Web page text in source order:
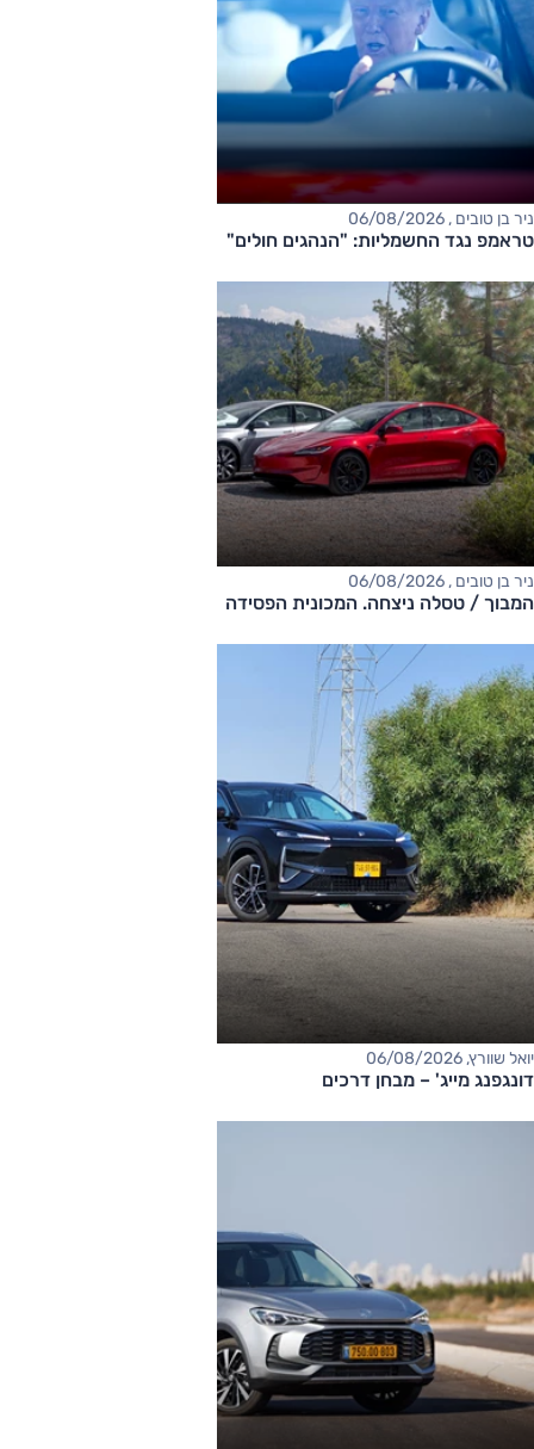
ניר בן טובים , 06/08/2026
טראמפ נגד החשמליות: "הנהגים חולים"
ניר בן טובים , 06/08/2026
המבוך / טסלה ניצחה. המכונית הפסידה
יואל שוורץ, 06/08/2026
דונגפנג מייג' – מבחן דרכים